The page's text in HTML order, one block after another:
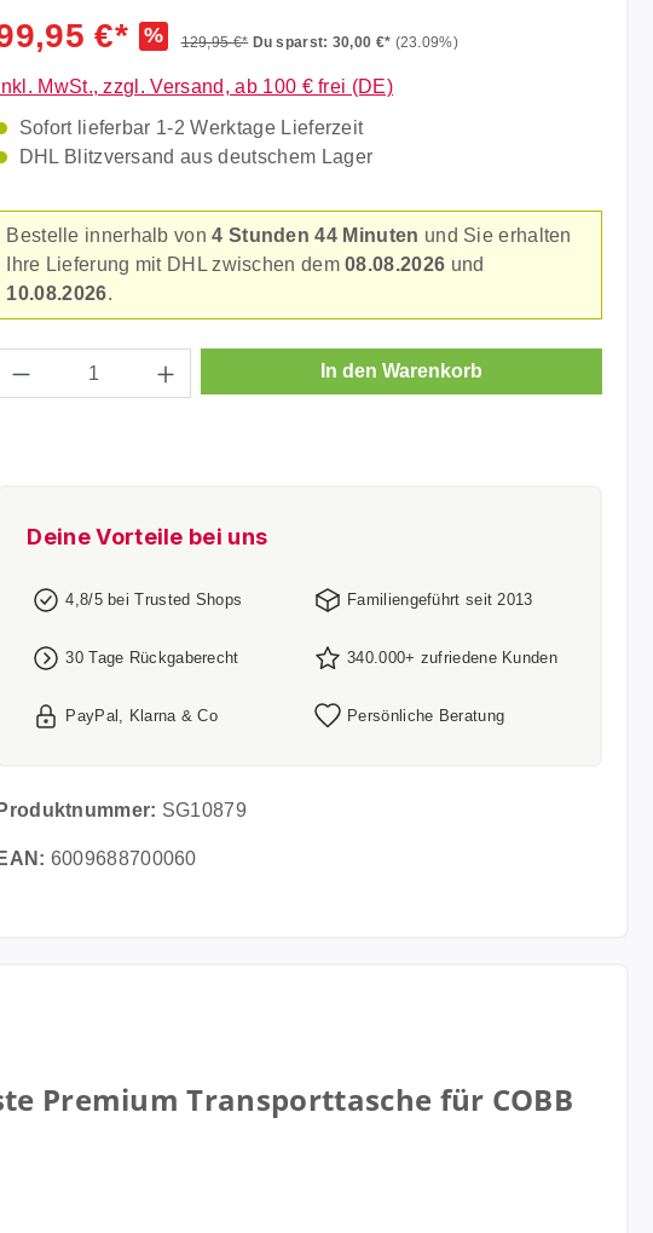
€* % 129,95 €* Du sparst: 30,00 €* (23.09%)
MwSt., zzgl. Versand, ab 100 € frei (DE)
Sofort lieferbar 1-2 Werktage Lieferzeit
DHL Blitzversand aus deutschem Lager
Bestelle innerhalb von4 Stunden 44 Minuten und Sie erhalten
Ihre Lieferung mit DHL zwischen dem08.08.2026 und
10.08.2026.
Produkt Anzahl: Gib den gewünschten Wert ein
In den Warenkorb
Deine Vorteile bei uns
4,8/5 bei Trusted Shops Familiengeführt seit 2013
30 Tage Rückgaberecht 340.000+ zufriedene Kunden
PayPal, Klarna & Co Persönliche Beratung
Produktnummer: SG10879
EAN: 6009688700060
Premium Transporttasche für COBB